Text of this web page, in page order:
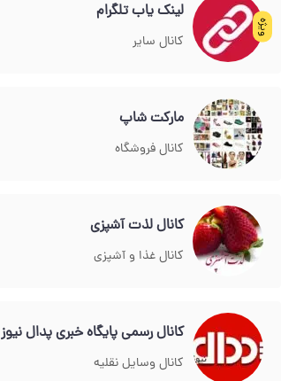
ویژه
لینک یاب تلگرام
کانال سایر
مارکت شاپ
کانال فروشگاه
کانال لذت آشپزی
کانال غذا و آشپزی
کانال رسمی پایگاه خبری پدال نیوز
کانال وسایل نقلیه